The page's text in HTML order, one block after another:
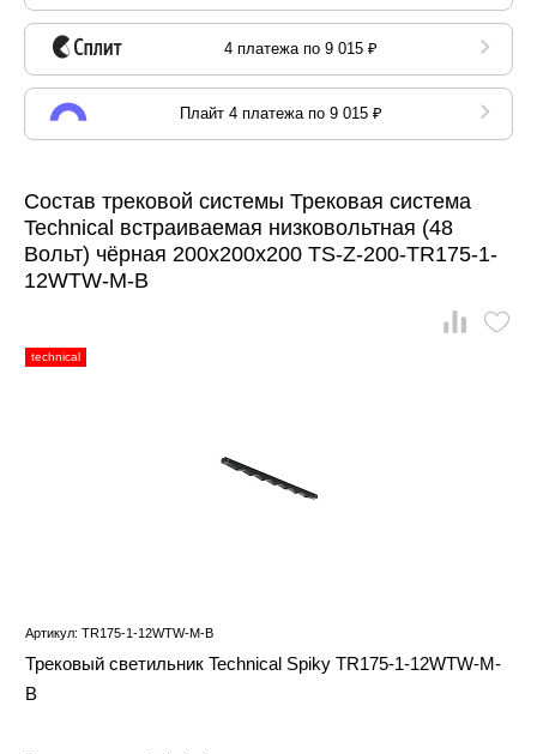
4 платежа по 9 015 ₽
Плайт 4 платежа по 9 015 ₽
Состав трековой системы Трековая система
Technical встраиваемая низковольтная (48
Вольт) чёрная 200x200x200 TS-Z-200-TR175-1-
12WTW-M-B
technical
Артикул: TR175-1-12WTW-M-B
Трековый светильник Technical Spiky TR175-1-12WTW-M-
B